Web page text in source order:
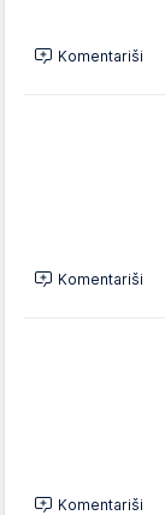
Komentariši
Komentariši
Komentariši